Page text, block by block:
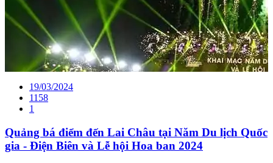
19/03/2024
1158
1
Quảng bá điểm đến Lai Châu tại Năm Du lịch Quốc
gia - Điện Biên và Lễ hội Hoa ban 2024